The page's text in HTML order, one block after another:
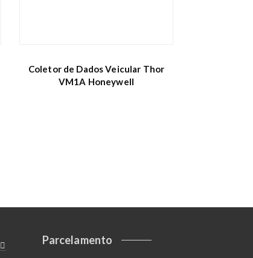
Coletor de Dados Veicular Thor
VM1A Honeywell
Parcelamento